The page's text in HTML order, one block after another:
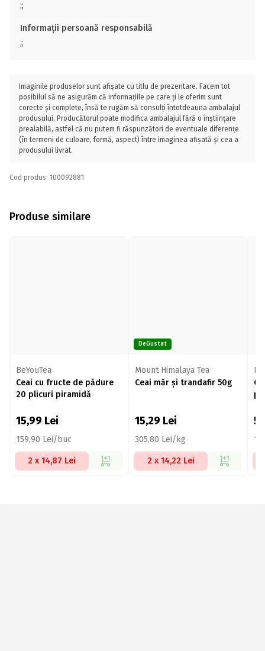
;;
Informații persoană responsabilă
;;
Imaginile produselor sunt afișate cu titlu de prezentare. Facem tot
posibilul să ne asigurăm că informațiile pe care ți le oferim sunt
corecte și complete, însă te rugăm să consulți întotdeauna ambalajul
produsului. Producătorul poate modifica ambalajul fără o înștiințare
prealabilă, astfel că nu putem fi răspunzători de eventuale diferențe
(în termeni de culoare, formă, aspect) între imaginea afișată și cea a
produsului livrat.
Cod produs: 100092881
Produse similare
BeYouTea
Ceai cu fructe de pădure
20 plicuri piramidă
15,99 Lei
159,90 Lei/buc
2 x 14,87 Lei
DeGustat
Mount Himalaya Tea
Ceai măr și trandafir 50g
15,29 Lei
305,80 Lei/kg
2 x 14,22 Lei